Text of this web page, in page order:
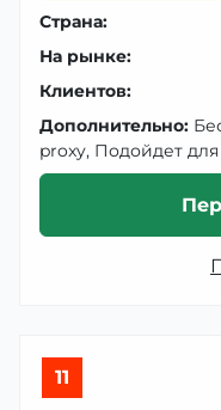
Страна:
На рынке:
Клиентов:
Дополнительно:
proxy, Подойдет для
11